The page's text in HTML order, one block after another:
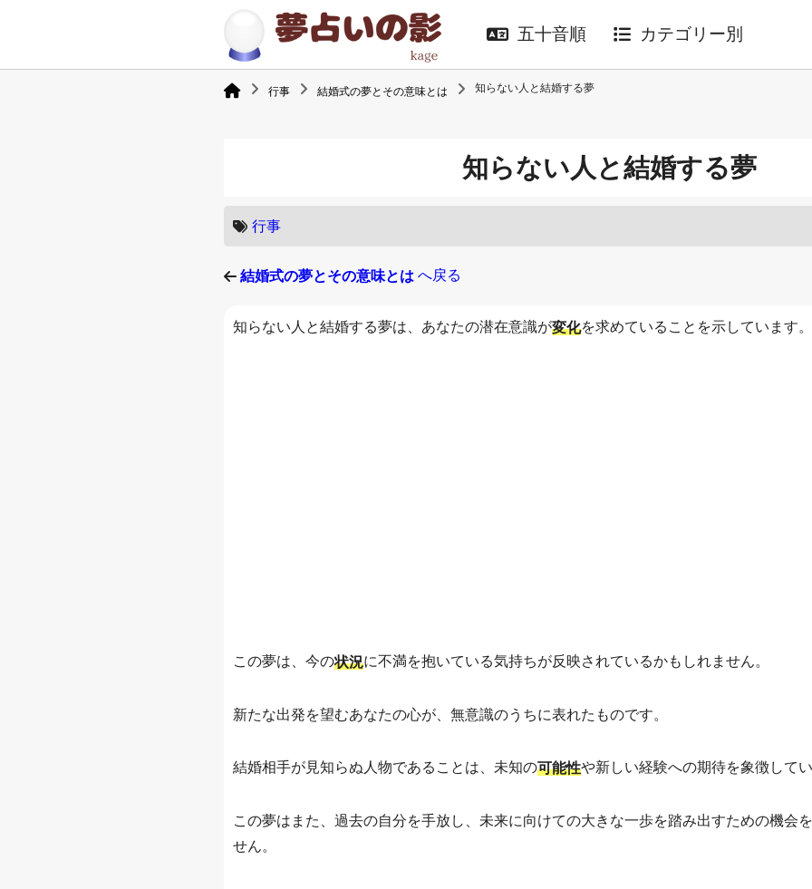
五十音順 カテゴリー別
行事 結婚式の夢とその意味とは 知らない人と結婚する夢
知らない人と結婚する夢
行事
結婚式の夢とその意味とは へ戻る
知らない人と結婚する夢は、あなたの潜在意識が変化を求めていることを示しています。
この夢は、今の状況に不満を抱いている気持ちが反映されているかもしれません。
新たな出発を望むあなたの心が、無意識のうちに表れたものです。
結婚相手が見知らぬ人物であることは、未知の可能性や新しい経験への期待を象徴して
この夢はまた、過去の自分を手放し、未来に向けての大きな一歩を踏み出すための機会
せん。